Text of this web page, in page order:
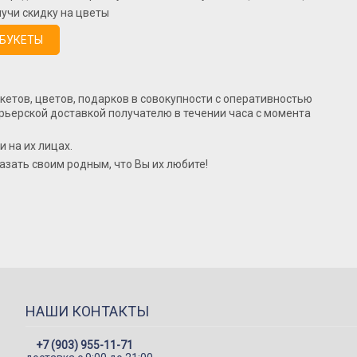
скидку на цветы
цветов, подарков в совокупности с оперативностью
доставкой получателю в течении часа с момента
на их лицах.
своим родным, что Вы их любите!
НАШИ КОНТАКТЫ
+7 (903) 955-11-71